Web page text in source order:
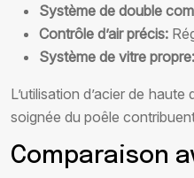
Système de double
Contrôle d’air précis:
Système de vitre propre:
L’utilisation d’acier de
soignée du poêle
Comparaison